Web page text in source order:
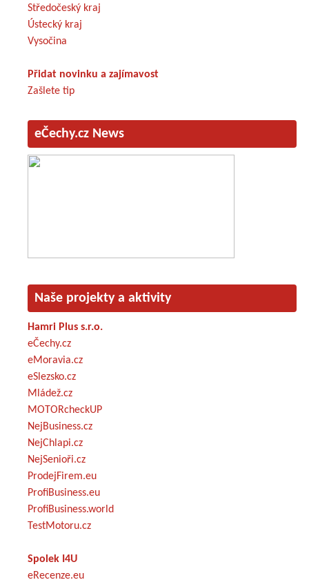
Středočeský kraj
Ústecký kraj
Vysočina
Přidat novinku a zajímavost
Zašlete tip
eČechy.cz News
Naše projekty a aktivity
Hamri Plus s.r.o.
eČechy.cz
eMoravia.cz
eSlezsko.cz
Mládež.cz
MOTORcheckUP
NejBusiness.cz
NejChlapi.cz
NejSenioři.cz
ProdejFirem.eu
ProfiBusiness.eu
ProfiBusiness.world
TestMotoru.cz
Spolek I4U
eRecenze.eu